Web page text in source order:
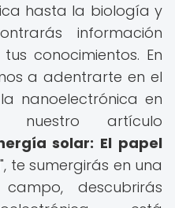
hasta la biología y
información
conocimientos. En
a adentrarte en el
nanoelectrónica en
nuestro artículo
solar: El papel
", te sumergirás en una
descubrirás